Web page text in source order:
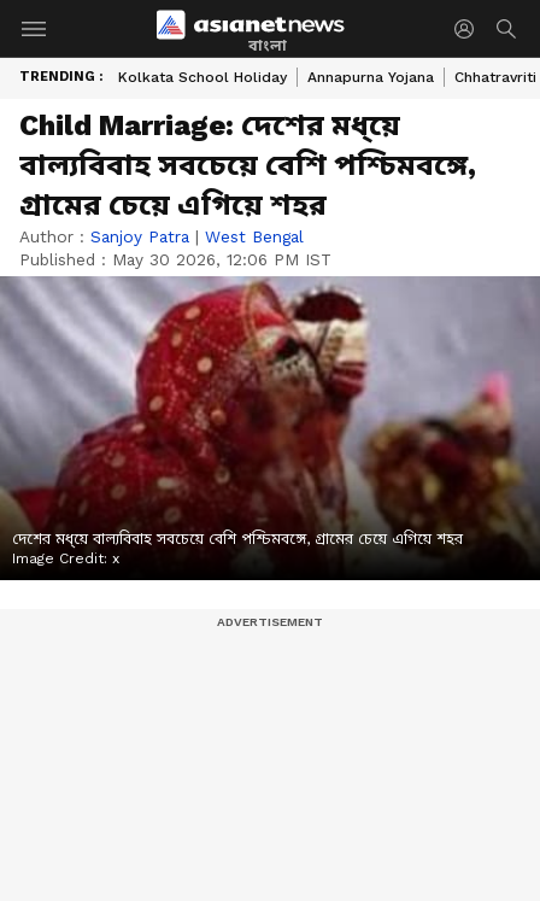
বাংলা
TRENDING : Kolkata School Holiday Annapurna Yojana Chhatravriti
Child Marriage: দেশের মধ্য়ে
বাল্যবিবাহ সবচেয়ে বেশি পশ্চিমবঙ্গে,
গ্রামের চেয়ে এগিয়ে শহর
Author : Sanjoy Patra | West Bengal
Published : May 30 2026, 12:06 PM IST
দেশের মধ্য়ে বাল্যবিবাহ সবচেয়ে বেশি পশ্চিমবঙ্গে, গ্রামের চেয়ে এগিয়ে শহর
Image Credit: x